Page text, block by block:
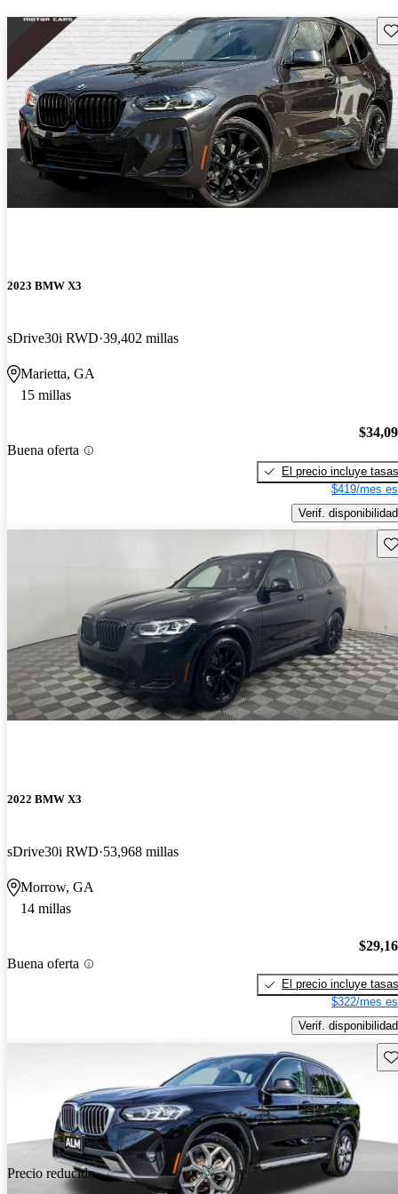
2023 BMW X3
sDrive30i RWD 39,402 millas
Marietta, GA
15 millas
Buena oferta
El precio incluye tasas
$419/mes
Verif. disponibilidad
2022 BMW X3
sDrive30i RWD 53,968 millas
Morrow, GA
14 millas
Buena oferta
El precio incluye tasas
$322/mes
Verif. disponibilidad
Precio reducido